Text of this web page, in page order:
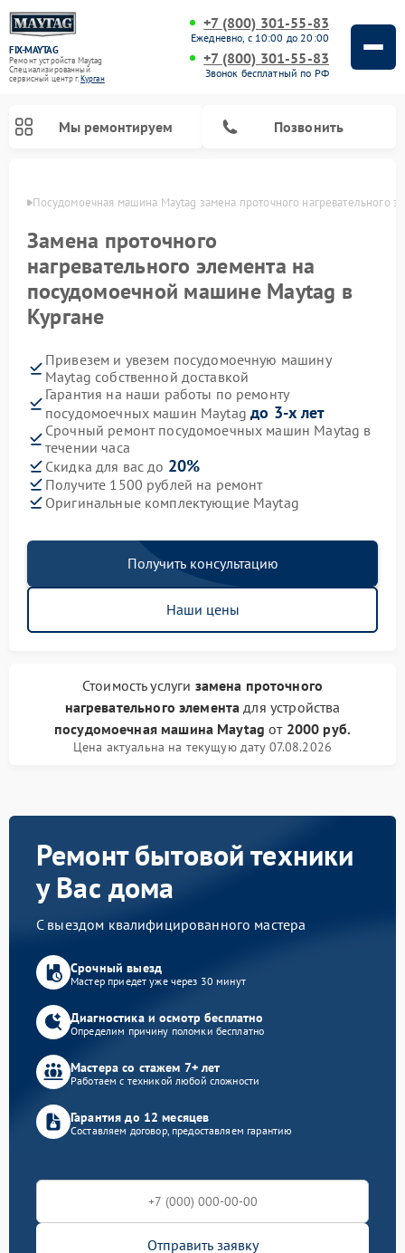
FIX-MAYTAG
Ремонт устройств Maytag
Специализированный
cервисный центр г.Курган
+7 (800) 301-55-83
Ежедневно, с 10:00 до 20:00
+7 (800) 301-55-83
Звонок бесплатный по РФ
Мы ремонтируем Позвонить
Посудомоечная машина Maytag замена проточного нагревательного
Замена проточного
нагревательного элемента на
посудомоечной машине Maytag в
Кургане
Привезем и увезем посудомоечную машину
Maytag собственной доставкой
Гарантия на наши работы по ремонту
посудомоечных машин Maytagдо 3-х лет
Срочный ремонт посудомоечных машин Maytag в
течении часа
Скидка для вас до 20%
Получите 1500 рублей на ремонт
Оригинальные комплектующие Maytag
Получить консультацию
Наши цены
Стоимость услуги замена проточного
нагревательного элемента для устройства
посудомоечная машина Maytag от 2000 руб.
Цена актуальна на текущую дату 07.08.2026
Ремонт бытовой техники
у Вас дома
С выездом квалифицированного мастера
Срочный выезд
Мастер приедет уже через 30 минут
Диагностика и осмотр бесплатно
Определим причину поломки бесплатно
Мастера со стажем 7+ лет
Работаем с техникой любой сложности
Гарантия до 12 месяцев
Составляем договор, предоставляем гарантию
Отправить заявку